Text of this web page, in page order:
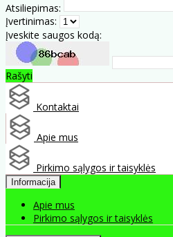
Atsiliepimas:
Įvertinimas:
Įveskite saugos kodą:
Rašyti
Kontaktai
Apie mus
Pirkimo sąlygos ir taisyklės
Informacija
Apie mus
Pirkimo sąlygos ir taisyklės